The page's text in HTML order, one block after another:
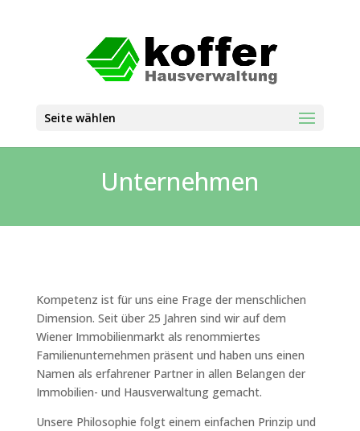
Seite wählen
Unternehmen
Kompetenz ist für uns eine Frage der menschlichen
Dimension. Seit über 25 Jahren sind wir auf dem
Wiener Immobilienmarkt als renommiertes
Familienunternehmen präsent und haben uns einen
Namen als erfahrener Partner in allen Belangen der
Immobilien- und Hausverwaltung gemacht.
Unsere Philosophie folgt einem einfachen Prinzip und